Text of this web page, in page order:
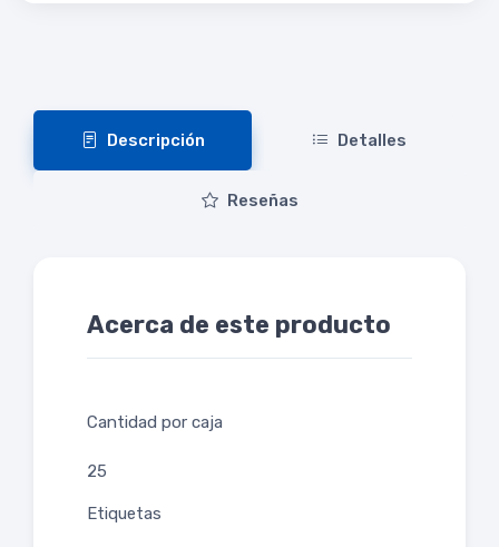
Descripción Detalles
Reseñas
Acerca de este producto
Cantidad por caja
25
Etiquetas